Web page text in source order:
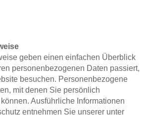
geben einen einfachen Überblick
personenbezogenen Daten passiert,
besuchen. Personenbezogene
mit denen Sie persönlich
Ausführliche Informationen
entnehmen Sie unserer unter